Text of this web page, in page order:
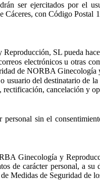
ser ejercitados por
con Código
SL pueda
electrónicos u otras
de NORBA
del destinatario de
cancelación y
sin el
Ginecología y
de carácter personal, a
Medidas de Seguridad de